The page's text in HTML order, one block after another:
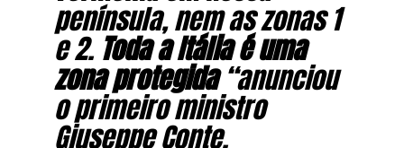
península, nem as zonas 1
e 2. Toda a Itália é uma
zona protegida“anunciou
o primeiro ministro
Giuseppe Conte.